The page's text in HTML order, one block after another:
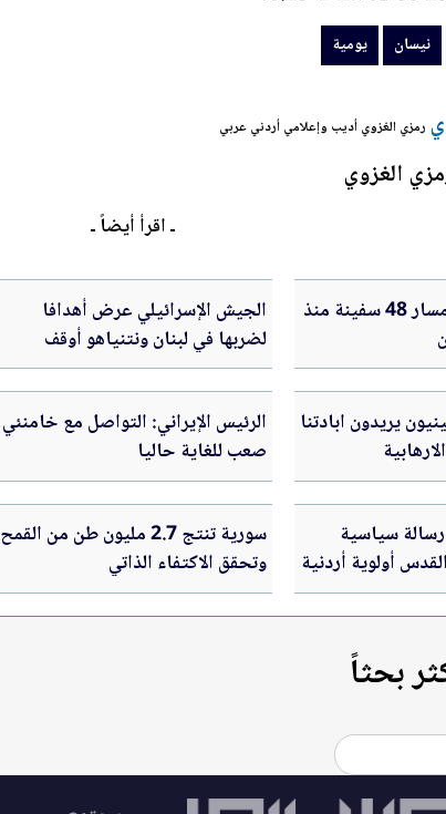
نيسان يومية
رمزي الغزوي أديب وإعلامي أردني عربي
الغزوي
ـ اقرأ أيضاً ـ
سنتكوم: تحويل مسار 48 سفينة منذ
الجيش الإسرائيلي عرض أهدافا
لضربها في لبنان ونتنياهو أوقف
تنفيذها خشية الانتقادات الأميركية
يريدون ابادتنا
الرئيس الإيراني: التواصل مع خامنئي
صعب للغاية حاليا
سياسية
أولوية أردنية
سورية تنتج 2.7 مليون طن من القمح
وتحقق الاكتفاء الذاتي
بحثاً